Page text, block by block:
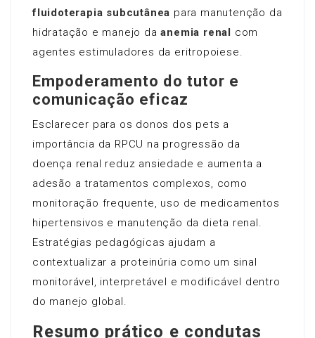
fluidoterapia subcutânea para manutenção da
hidratação e manejo daanemia renal com
agentes estimuladores da eritropoiese.
Empoderamento do tutor e
comunicação eficaz
Esclarecer para os donos dos pets a
importância da RPCU na progressão da
doença renal reduz ansiedade e aumenta a
adesão a tratamentos complexos, como
monitoração frequente, uso de medicamentos
hipertensivos e manutenção da dieta renal.
Estratégias pedagógicas ajudam a
contextualizar a proteinúria como um sinal
monitorável, interpretável e modificável dentro
do manejo global.
Resumo prático e condutas